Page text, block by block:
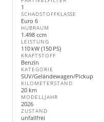
1
SCHADSTOFFKLASSE
Euro 6
HUBRAUM
1.498 ccm
LEISTUNG
110 kW (150 PS)
KRAFTSTOFF
Benzin
KATEGORIE
SUV/Geländewagen/Pickup
KILOMETERSTAND
20 km
MODELLJAHR
2026
ZUSTAND
unfallfrei